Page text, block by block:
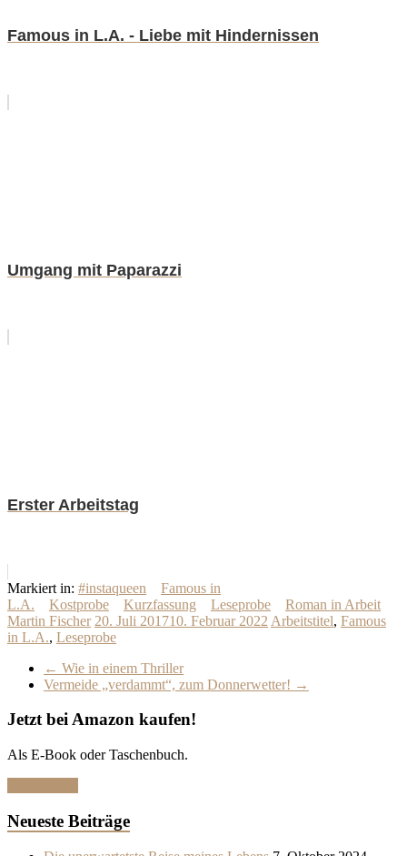
Famous in L.A. - Liebe mit Hindernissen
Umgang mit Paparazzi
Erster Arbeitstag
Markiert in: #instaqueen
Famous in
L.A.
Kostprobe Kurzfassung Leseprobe
Roman in Arbeit
Martin Fischer 20. Juli 201710. Februar 2022 Arbeitstitel, Famous
in L.A., Leseprobe
← Wie in einem Thriller
Vermeide „verdammt“, zum Donnerwetter! →
Jetzt bei Amazon kaufen!
Als E-Book oder Taschenbuch.
Neueste Beiträge